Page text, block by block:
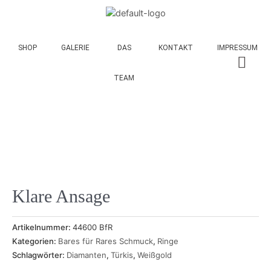
SHOP GALERIE DAS
TEAM
KONTAKT IMPRESSUM
Klare Ansage
Artikelnummer: 44600 BfR
Kategorien: Bares für Rares Schmuck, Ringe
Schlagwörter: Diamanten, Türkis, Weißgold